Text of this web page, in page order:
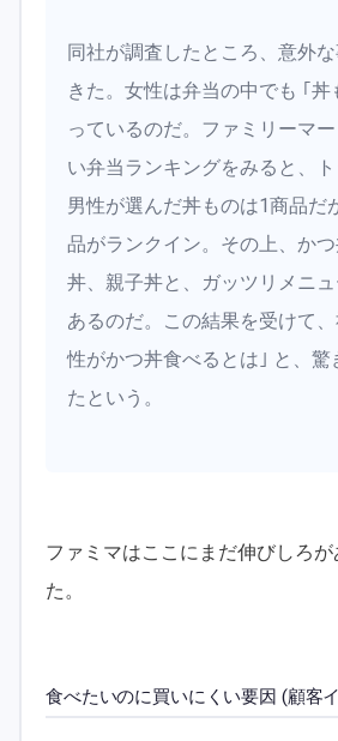
同社が調査したところ、意外
きた。女性は弁当の中でも ｢丼
っているのだ。ファミリーマ
い弁当ランキングをみると、
男性が選んだ丼ものは1商品だ
品がランクイン。その上、か
丼、親子丼と、ガッツリメニ
あるのだ。この結果を受けて
性がかつ丼食べるとは｣ と、
たという。
ファミマはここにまだ伸びしろ
た。
食べたいのに買いにくい要因 (顧客